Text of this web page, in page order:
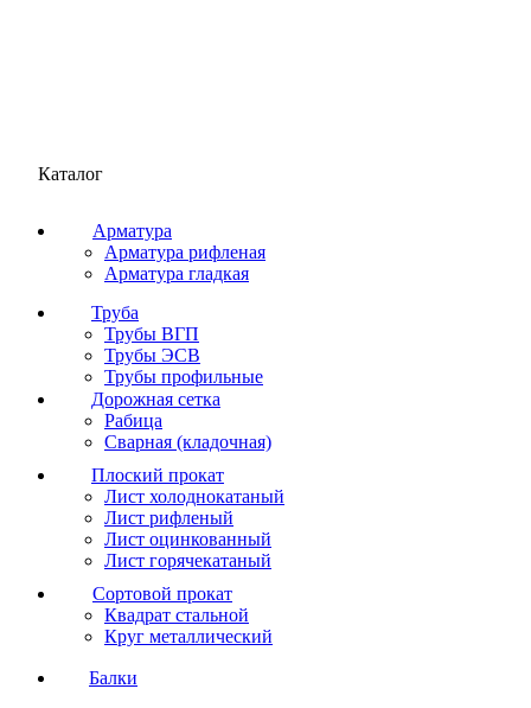
Каталог
Арматура
Арматура рифленая
Арматура гладкая
Труба
Трубы ВГП
Трубы ЭСВ
Трубы профильные
Дорожная сетка
Рабица
Сварная (кладочная)
Плоский прокат
Лист холоднокатаный
Лист рифленый
Лист оцинкованный
Лист горячекатаный
Сортовой прокат
Квадрат стальной
Круг металлический
Балки